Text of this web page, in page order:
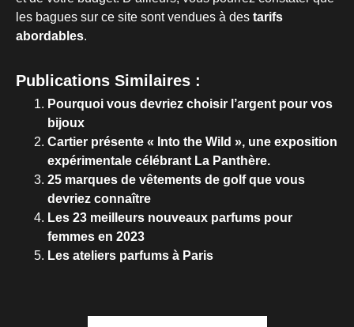
les bagues sur ce site sont vendues à des tarifs
abordables.
Publications Similaires :
Pourquoi vous devriez choisir l’argent pour vos
bijoux
Cartier présente « Into the Wild », une exposition
expérimentale célébrant La Panthère.
25 marques de vêtements de golf que vous
devriez connaître
Les 23 meilleurs nouveaux parfums pour
femmes en 2023
Les ateliers parfums à Paris